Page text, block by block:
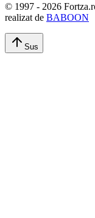
© 1997 - 2026
realizat de BABOON
Sus